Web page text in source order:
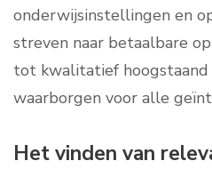
onderwijsinstellingen en
streven naar betaalbare
tot kwalitatief
waarborgen voor alle
Het vinden van